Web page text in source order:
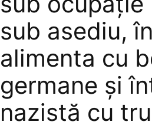
sub asediu,
alimenta cu
germane şi
nazistă cu